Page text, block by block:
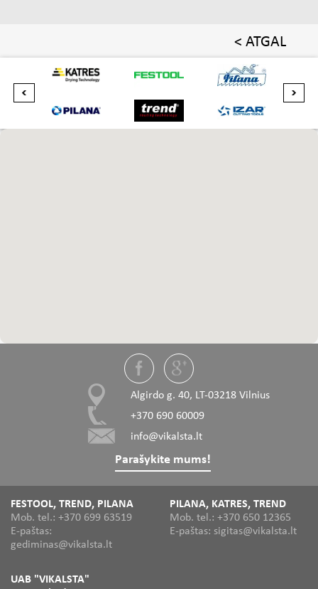
< ATGAL
Algirdo g. 40, LT-03218 Vilnius
+370 690 60009
info@vikalsta.lt
Parašykite mums!
FESTOOL, TREND, PILANA
Mob. tel.: +370 699 63519
E-paštas:
gediminas@vikalsta.lt
PILANA, KATRES, TREND
Mob. tel.: +370 650 12365
E-paštas: sigitas@vikalsta.lt
UAB "VIKALSTA"